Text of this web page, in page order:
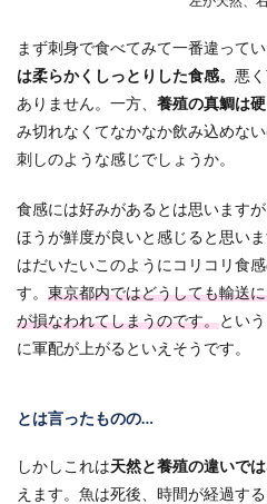
まず刺身で食べてみて一番違ってい
は柔らかくしっとりした食感。 悪
ありません。一方、 養殖の真鯛は
み切れなくてなかなか飲み込めな
刺しのような感じでしょうか。
食感には好みがあるとは思います
ほうが鮮度が良いと感じると思い
はだいたいこのようにコリコリ食
す。 東京都内ではどうしても輸送
が損なわれてしまうのです。とい
に軍配が上がるといえそうです。
とは言ったものの…
しかしこれは天然と養殖の違いで
えます。魚は死後、時間が経過す